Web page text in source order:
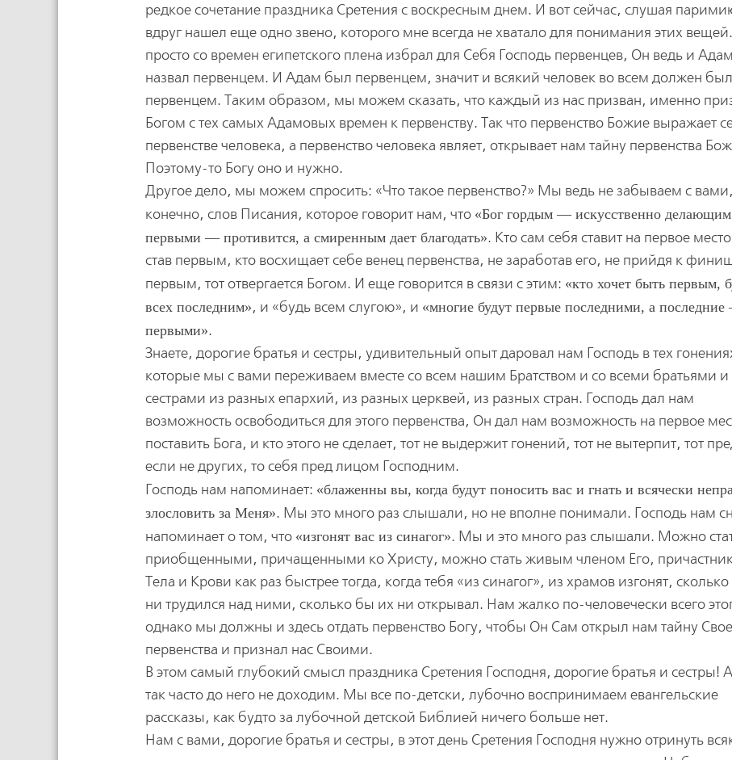
редкое сочетание праздника Сретения с воскресным днем. И вот сейчас, слушая
вдруг нашел еще одно звено, которого мне всегда не хватало для понимания этих
просто со времен египетского плена избрал для Себя Господь первенцев, Он ведь и
назвал первенцем. И Адам был первенцем, значит и всякий человек во всем должен
первенцем. Таким образом, мы можем сказать, что каждый из нас призван, именно
Богом с тех самых Адамовых времен к первенству. Так что первенство Божие выражает
первенстве человека, а первенство человека являет, открывает нам тайну первенства
Поэтому-то Богу оно и нужно.
Другое дело, мы можем спросить: «Что такое первенство?» Мы ведь не забываем с вами,
конечно, слов Писания, которое говорит нам, что
Бог гордым — искусственно делающим
первыми — противится, а смиренным дает благодать . Кто сам себя ставит на первое
став первым, кто восхищает себе венец первенства, не заработав его, не прийдя к
первым, тот отвергается Богом. И еще говорится в связи с этим:
кто хочет быть первым,
всех последним , и «будь всем слугою», и
многие будут первые последними, а
первыми .
Знаете, дорогие братья и сестры, удивительный опыт даровал нам Господь в тех
которые мы с вами переживаем вместе со всем нашим Братством и со всеми братьями и
сестрами из разных епархий, из разных церквей, из разных стран. Господь дал нам
возможность освободиться для этого первенства, Он дал нам возможность на первое
поставить Бога, и кто этого не сделает, тот не выдержит гонений, тот не вытерпит, тот
если не других, то себя пред лицом Господним.
Господь нам напоминает:
блаженны вы, когда будут поносить вас и гнать и всячески
злословить за Меня . Мы это много раз слышали, но не вполне понимали. Господь нам
напоминает о том, что
изгонят вас из синагог . Мы и это много раз слышали. Можно
приобщенными, причащенными ко Христу, можно стать живым членом Его,
Тела и Крови как раз быстрее тогда, когда тебя «из синагог», из храмов изгонят,
ни трудился над ними, сколько бы их ни открывал. Нам жалко по-человечески всего
однако мы должны и здесь отдать первенство Богу, чтобы Он Сам открыл нам тайну
первенства и признал нас Своими.
В этом самый глубокий смысл праздника Сретения Господня, дорогие братья и сестры!
так часто до него не доходим. Мы все по-детски, лубочно воспринимаем евангельские
рассказы, как будто за лубочной детской Библией ничего больше нет.
Нам с вами, дорогие братья и сестры, в этот день Сретения Господня нужно отринуть